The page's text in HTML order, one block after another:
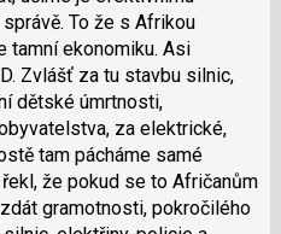
To že s Afrikou
tamní ekonomiku. Asi
Zvlášť za tu stavbu silnic,
dětské úmrtnosti,
za elektrické,
tam pácháme samé
že pokud se to Afričanům
gramotnosti, pokročilého